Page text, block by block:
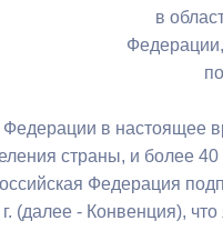
постановления
органов
в
Федерации в настоящее
страны, и более
Федерация
(далее - Конвенция),